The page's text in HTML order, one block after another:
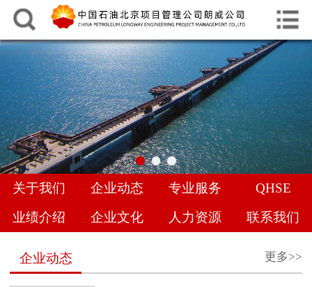
中文 English
网站首页
关于我们
企业动态
专业服务
业绩介绍
企业文化
关于我们 企业动态 专业服务
QHSE
业绩介绍
企业文化 人力资源 联系我们
更多>>
企业动态